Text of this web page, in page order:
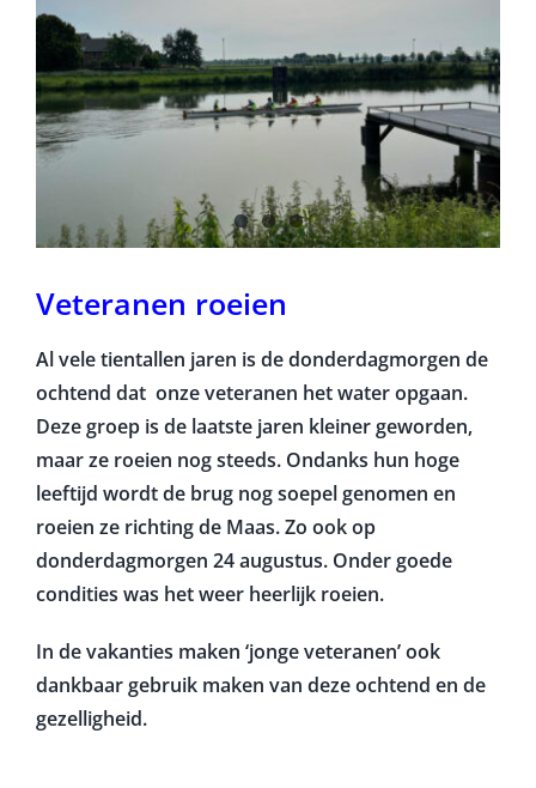
Veteranen roeien
Al vele tientallen jaren is de donderdagmorgen de
ochtend dat onze veteranen het water opgaan.
Deze groep is de laatste jaren kleiner geworden,
maar ze roeien nog steeds. Ondanks hun hoge
leeftijd wordt de brug nog soepel genomen en
roeien ze richting de Maas. Zo ook op
donderdagmorgen 24 augustus. Onder goede
condities was het weer heerlijk roeien.
In de vakanties maken ‘jonge veteranen’ ook
dankbaar gebruik maken van deze ochtend en de
gezelligheid.